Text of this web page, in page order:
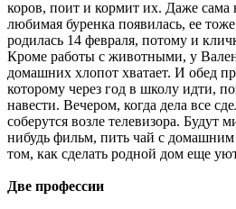
коров, поит и кормит их. Даже сама
любимая буренка появилась, ее
родилась 14 февраля, потому и
Кроме работы с животными, у
домашних хлопот хватает. И обед
которому через год в школу идти,
навести. Вечером, когда дела все
соберутся возле телевизора. Будут
нибудь фильм, пить чай с домашним
том, как сделать родной дом еще
Две профессии